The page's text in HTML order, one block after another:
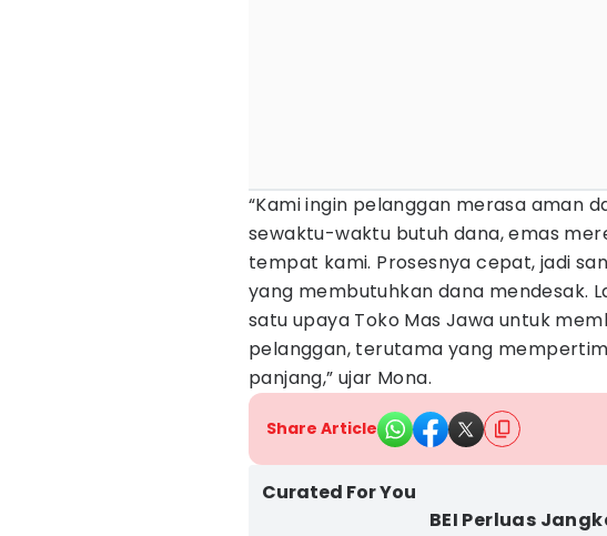
“Kami ingin pelanggan merasa aman
sewaktu-waktu butuh dana, emas
tempat kami. Prosesnya cepat, jadi
yang membutuhkan dana mendesak.
satu upaya Toko Mas Jawa untuk
pelanggan, terutama yang
panjang,” ujar Mona.
Share Article
Curated For You
BEI Perluas